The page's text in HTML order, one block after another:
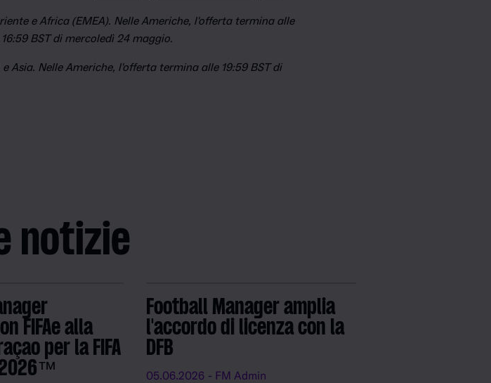
e Africa (EMEA). Nelle Americhe, l'offerta termina alle
BST di mercoledì 24 maggio.
Asia. Nelle Americhe, l'offerta termina alle 19:59 BST di
notizie
FIFAe alla
per la FIFA
Football Manager amplia
l'accordo di licenza con la
DFB
05.06.2026 - FM Admin